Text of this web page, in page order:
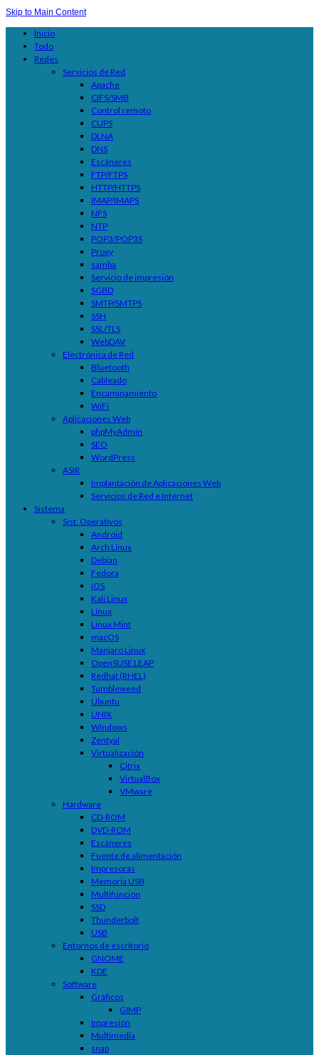
Skip to Main Content
Inicio
Todo
Redes
Servicios de Red
Apache
CIFS/SMB
Control remoto
CUPS
DLNA
DNS
Escáneres
FTP/FTPS
HTTP/HTTPS
IMAP/IMAPS
NFS
NTP
POP3/POP3S
Proxy
samba
Servicio de impresión
SGBD
SMTP/SMTPS
SSH
SSL/TLS
WebDAV
Electrónica de Red
Bluetooth
Cableado
Encaminamiento
WiFi
Aplicaciones Web
phpMyAdmin
SEO
WordPress
ASIR
Implantación de Aplicaciones Web
Servicios de Red e Internet
Sistema
Sist. Operativos
Android
Arch Linux
Debian
Fedora
iOS
Kali Linux
Linux
Linux Mint
macOS
Manjaro Linux
OpenSUSE LEAP
Redhat (RHEL)
Tumbleweed
Ubuntu
UNIX
Windows
Zentyal
Virtualización
Citrix
VirtualBox
VMware
Hardware
CD-ROM
DVD-ROM
Escáneres
Fuente de alimentación
Impresoras
Memoria USB
Multifunción
SSD
Thunderbolt
USB
Entornos de escritorio
GNOME
KDE
Software
Gráficos
GIMP
Impresión
Multimedia
snap